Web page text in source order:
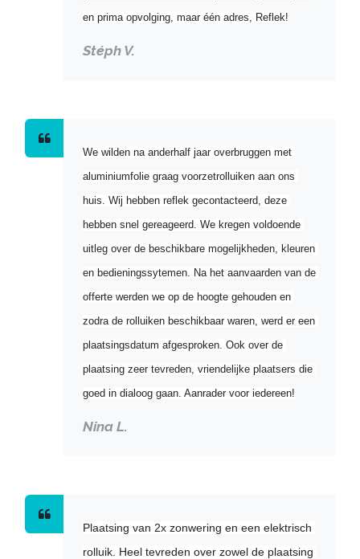
en prima opvolging, maar één adres, Reflek!
Stéph V.
We wilden na anderhalf jaar overbruggen met
aluminiumfolie graag voorzetrolluiken aan ons
huis. Wij hebben reflek gecontacteerd, deze
hebben snel gereageerd. We kregen voldoende
uitleg over de beschikbare mogelijkheden, kleuren
en bedieningssytemen. Na het aanvaarden van de
offerte werden we op de hoogte gehouden en
zodra de rolluiken beschikbaar waren, werd er een
plaatsingsdatum afgesproken. Ook over de
plaatsing zeer tevreden, vriendelijke plaatsers die
goed in dialoog gaan. Aanrader voor iedereen!
Nina L.
Plaatsing van 2x zonwering en een elektrisch
rolluik. Heel tevreden over zowel de plaatsing